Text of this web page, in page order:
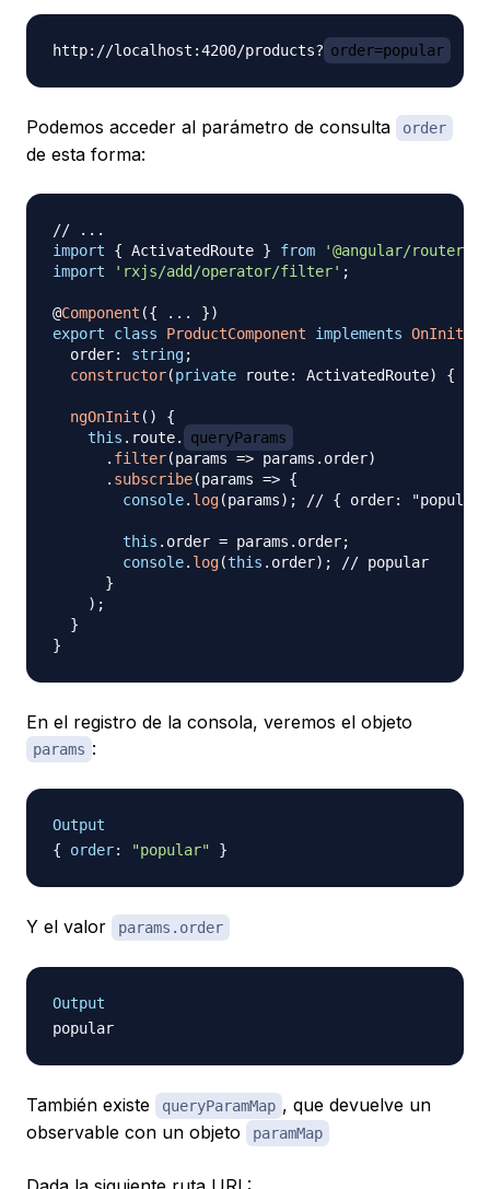
http://localhost:4200/products? order=popular
Podemos acceder al parámetro de consulta order
de esta forma:
// ...
import
{ ActivatedRoute } from '@angular/router'
import
'rxjs/add/operator/filter' ;
@Component ({ ... })
export
class ProductComponent implements OnInit
  order
: string;
constructor(private route: ActivatedRoute) {
ngOnInit ( )
{
this . route.
queryParams
. filter(params => params . order)
. subscribe(params => {
console. log(params) ; // { order:
this . order = params . order;
console. log(this . order) ;
// popular
}
) ;
}
}
En el registro de la consola, veremos el objeto
params :
Output
{
order: "popular" }
Y el valor params.order
Output
También existe queryParamMap , que devuelve un
observable con un objeto
paramMap